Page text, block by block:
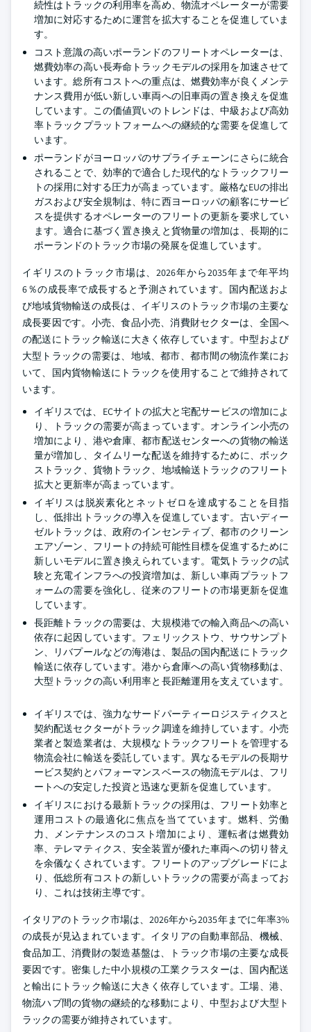
続性はトラックの利用率を高め、物流オペレーターが需要
増加に対応するために運営を拡大することを促進していま
す。
コスト意識の高いポーランドのフリートオペレーターは、
燃費効率の高い長寿命トラックモデルの採用を加速させて
います。総所有コストへの重点は、燃費効率が良くメンテ
ナンス費用が低い新しい車両への旧車両の置き換えを促進
しています。この価値買いのトレンドは、中級および高効
率トラックプラットフォームへの継続的な需要を促進して
います。
ポーランドがヨーロッパのサプライチェーンにさらに統合
されることで、効率的で適合した現代的なトラックフリー
トの採用に対する圧力が高まっています。厳格なEUの排出
ガスおよび安全規制は、特に西ヨーロッパの顧客にサービ
スを提供するオペレーターのフリートの更新を要求してい
ます。適合に基づく置き換えと貨物量の増加は、長期的に
ポーランドのトラック市場の発展を促進しています。
イギリスのトラック市場は、2026年から2035年まで年平均
6％の成長率で成長すると予測されています。国内配送およ
び地域貨物輸送の成長は、イギリスのトラック市場の主要な
成長要因です。小売、食品小売、消費財セクターは、全国へ
の配送にトラック輸送に大きく依存しています。中型および
大型トラックの需要は、地域、都市、都市間の物流作業にお
いて、国内貨物輸送にトラックを使用することで維持されて
います。
イギリスでは、ECサイトの拡大と宅配サービスの増加によ
り、トラックの需要が高まっています。オンライン小売の
増加により、港や倉庫、都市配送センターへの貨物の輸送
量が増加し、タイムリーな配送を維持するために、ボック
ストラック、貨物トラック、地域輸送トラックのフリート
拡大と更新率が高まっています。
イギリスは脱炭素化とネットゼロを達成することを目指
し、低排出トラックの導入を促進しています。古いディー
ゼルトラックは、政府のインセンティブ、都市のクリーン
エアゾーン、フリートの持続可能性目標を促進するために
新しいモデルに置き換えられています。電気トラックの試
験と充電インフラへの投資増加は、新しい車両プラットフ
ォームの需要を強化し、従来のフリートの市場更新を促進
しています。
長距離トラックの需要は、大規模港での輸入商品への高い
依存に起因しています。フェリックストウ、サウサンプト
ン、リバプールなどの海港は、製品の国内配送にトラック
輸送に依存しています。港から倉庫への高い貨物移動は、
大型トラックの高い利用率と長距離運用を支えています。
イギリスでは、強力なサードパーティーロジスティクスと
契約配送セクターがトラック調達を維持しています。小売
業者と製造業者は、大規模なトラックフリートを管理する
物流会社に輸送を委託しています。異なるモデルの長期サ
ービス契約とパフォーマンスベースの物流モデルは、フリ
ートへの安定した投資と迅速な更新を促進しています。
イギリスにおける最新トラックの採用は、フリート効率と
運用コストの最適化に焦点を当てています。燃料、労働
力、メンテナンスのコスト増加により、運転者は燃費効
率、テレマティクス、安全装置が優れた車両への切り替え
を余儀なくされています。フリートのアップグレードによ
り、低総所有コストの新しいトラックの需要が高まってお
り、これは技術主導です。
イタリアのトラック市場は、2026年から2035年までに年率3%
の成長が見込まれています。イタリアの自動車部品、機械、
食品加工、消費財の製造基盤は、トラック市場の主要な成長
要因です。密集した中小規模の工業クラスターは、国内配送
と輸出にトラック輸送に大きく依存しています。工場、港、
物流ハブ間の貨物の継続的な移動により、中型および大型ト
ラックの需要が維持されています。